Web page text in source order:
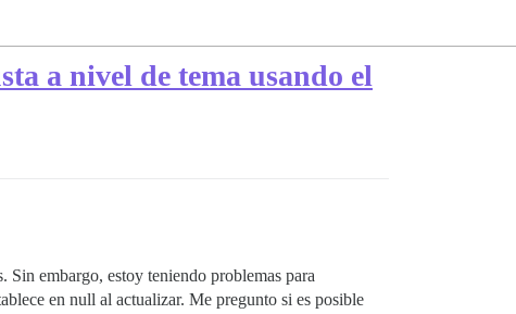
a nivel de tema usando el
Sin embargo, estoy teniendo problemas para
en null al actualizar. Me pregunto si es posible